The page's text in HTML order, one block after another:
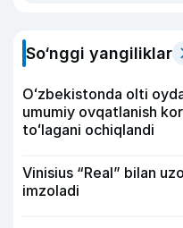
So‘nggi yangiliklar
Oʻzbekistonda olti
umumiy ovqatlanish
toʻlagani ochiqlandi
Vinisius “Real” bilan
imzoladi